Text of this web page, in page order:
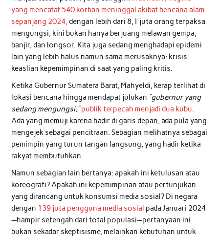
yang mencatat 540 korban meninggal akibat bencana alam
sepanjang 2024, dengan lebih dari 8,1 juta orang terpaksa
mengungsi, kini bukan hanya berjuang melawan gempa,
banjir, dan longsor. Kita juga sedang menghadapi epidemi
lain yang lebih halus namun sama merusaknya: krisis
keaslian kepemimpinan di saat yang paling kritis.
Ketika Gubernur Sumatera Barat, Mahyeldi, kerap terlihat di
lokasi bencana hingga mendapat julukan “gubernur yang
sedang mengungsi,” publik terpecah menjadi dua kubu.
Ada yang memuji karena hadir di garis depan, ada pula yang
mengejek sebagai pencitraan. Sebagian melihatnya sebagai
pemimpin yang turun tangan langsung, yang hadir ketika
rakyat membutuhkan.
Namun sebagian lain bertanya: apakah ini ketulusan atau
koreografi? Apakah ini kepemimpinan atau pertunjukan
yang dirancang untuk konsumsi media sosial? Di negara
dengan 139 juta pengguna media sosial pada Januari 2024
—hampir setengah dari total populasi—pertanyaan ini
bukan sekadar skeptisisme, melainkan kebutuhan untuk